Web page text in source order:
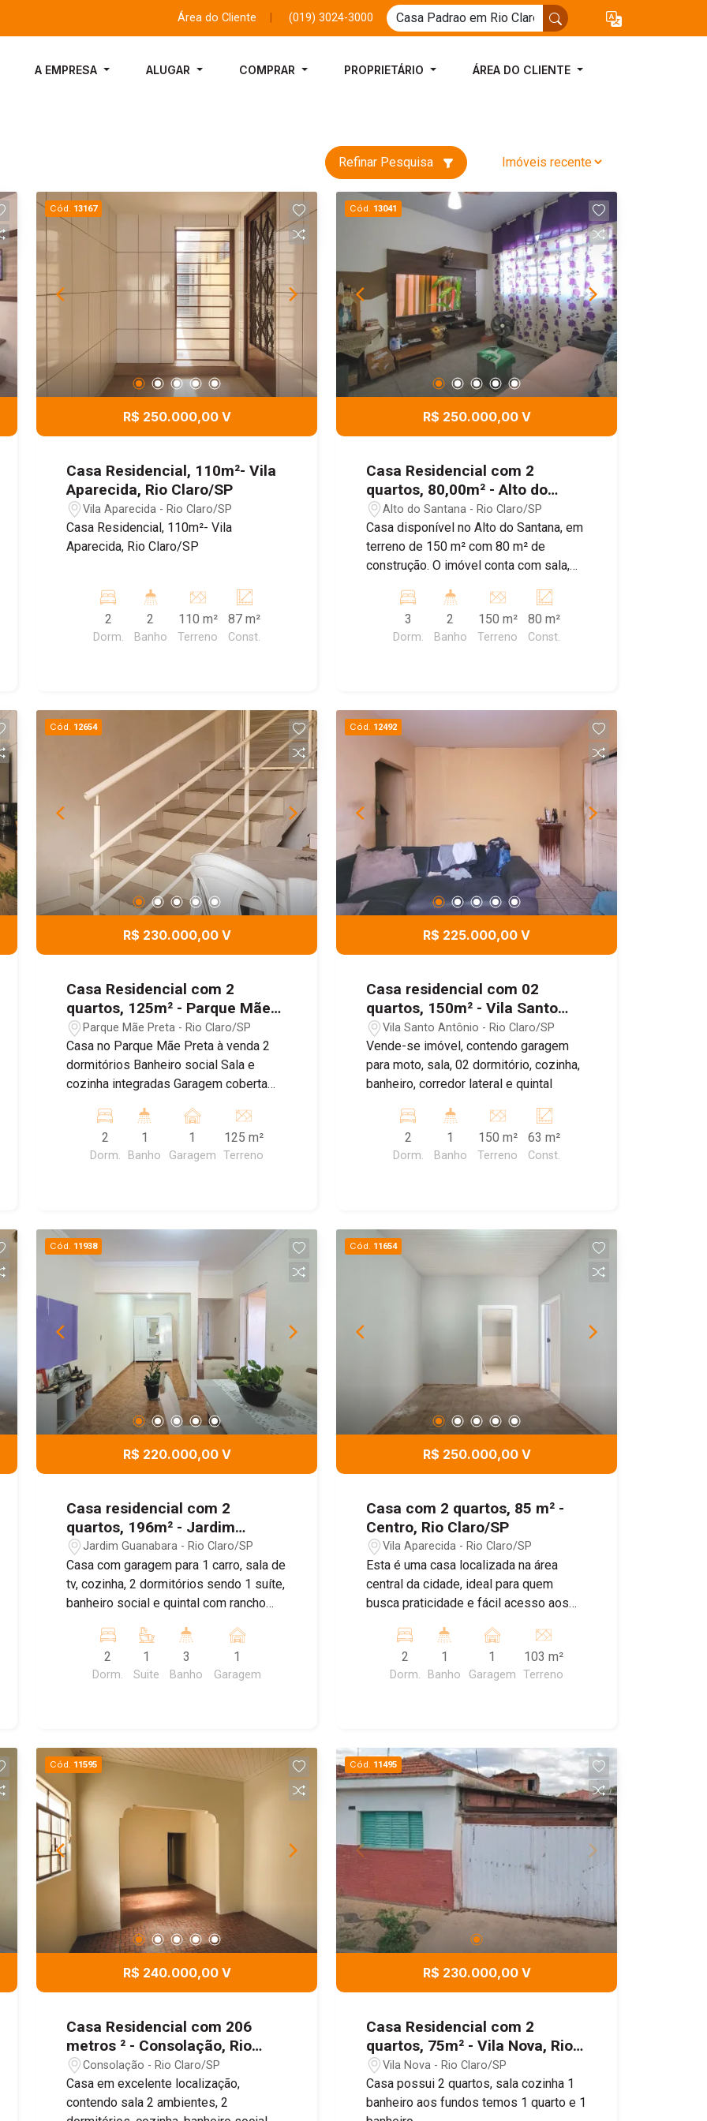
Área do Cliente (019) 3024-3000
A EMPRESA ALUGAR COMPRAR PROPRIETÁRIO ÁREA DO CLIENTE
Refinar Pesquisa
Cód. 13167
R$ 250.000,00 V
Casa Residencial, 110m²- Vila
Aparecida, Rio Claro/SP
Vila Aparecida - Rio Claro/SP
Casa Residencial, 110m²- Vila
Aparecida, Rio Claro/SP
2
Dorm.
2
Banho
110 m²
Terreno
87 m²
Const.
Cód. 13041
R$ 250.000,00 V
Casa Residencial com 2
quartos, 80,00m² - Alto do
Santana, Rio Claro/SP
Alto do Santana - Rio Claro/SP
Casa disponível no Alto do Santana, em
terreno de 150 m² com 80 m² de
construção. O imóvel conta com sala,
oferecendo praticidade e conforto para
o dia a dia. Possui ainda um quintal
amplo, ideal para momentos de lazer, e
independente. Uma excelente
oportunidade para quem busca espaço,
funcionalidade e boa localização.
3
Dorm.
2
Banho
150 m²
Terreno
80 m²
Const.
Cód. 12654
R$ 230.000,00 V
Casa Residencial com 2
quartos, 125m² - Parque Mãe
Preta, Rio Claro/SP
Parque Mãe Preta - Rio Claro/SP
Casa no Parque Mãe Preta à venda 2
dormitórios Banheiro social Sala e
cozinha integradas Garagem coberta
Ótima opção para quem busca
praticidade e bom preço!
2
Dorm.
1
Banho
1
Garagem
125 m²
Terreno
Cód. 12492
R$ 225.000,00 V
Casa residencial com 02
quartos, 150m² - Vila Santo
Antônio, Rio Claro/SP
Vila Santo Antônio - Rio Claro/SP
Vende-se imóvel, contendo garagem
para moto, sala, 02 dormitório, cozinha,
banheiro, corredor lateral e quintal
2
Dorm.
1
Banho
150 m²
Terreno
63 m²
Const.
Cód. 11938
R$ 220.000,00 V
Casa residencial com 2
quartos, 196m² - Jardim
Guanabara, Rio Claro/SP
Jardim Guanabara - Rio Claro/SP
Casa com garagem para 1 carro, sala de
tv, cozinha, 2 dormitórios sendo 1 suíte,
banheiro social e quintal com rancho
com banheiro.
2
Dorm.
1
Suite
3
Banho
1
Garagem
Cód. 11654
R$ 250.000,00 V
Casa com 2 quartos, 85 m² -
Centro, Rio Claro/SP
Vila Aparecida - Rio Claro/SP
Esta é uma casa localizada na área
central da cidade, ideal para quem
busca praticidade e fácil acesso aos
dormitórios, o imóvel oferece e
funcionalidade para famílias pequenas,
casais ou mesmo pessoas que buscam
banheiro é de bom tamanho, com
ventilação natural. Além disso, a
localização é um dos grandes
destaques da casa, estando próxima de
diversos comércios, como mercados,
farmácias, padarias e outros
estabelecimentos que tornam a rotina
mais prática e conveniente. É uma
excelente opção para quem valoriza a
localização.
2
Dorm.
1
Banho
1
Garagem
103 m²
Terreno
Cód. 11595
R$ 240.000,00 V
Casa Residencial com 206
metros ² - Consolação, Rio
Claro/SP
Consolação - Rio Claro/SP
Casa em excelente localização,
contendo sala 2 ambientes, 2
Cód. 11495
R$ 230.000,00 V
Casa Residencial com 2
quartos, 75m² - Vila Nova, Rio
Claro/SP
Vila Nova - Rio Claro/SP
Casa possui 2 quartos, sala cozinha 1
banheiro aos fundos temos 1 quarto e 1